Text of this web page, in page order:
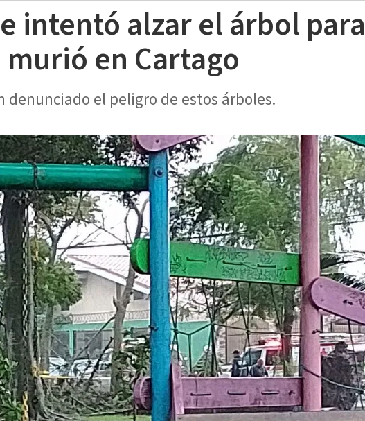
intentó alzar el árbol para
en Cartago
el peligro de estos árboles.